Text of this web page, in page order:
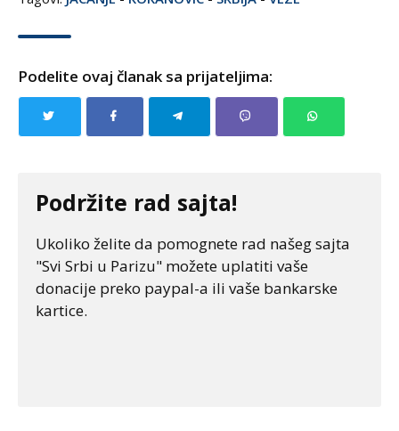
Podelite ovaj članak sa prijateljima:
Podržite rad sajta!
Ukoliko želite da pomognete rad našeg sajta
"Svi Srbi u Parizu" možete uplatiti vaše
donacije preko paypal-a ili vaše bankarske
kartice.